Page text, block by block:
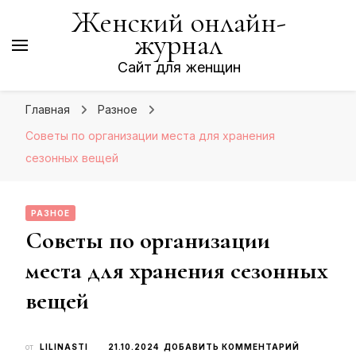
Женский онлайн-
журнал
Сайт для женщин
Главная
Разное
Советы по организации места для хранения
сезонных вещей
РАЗНОЕ
Советы по организации
места для хранения сезонных
вещей
от LILINASTI 21.10.2024 ДОБАВИТЬ КОММЕНТАРИЙ